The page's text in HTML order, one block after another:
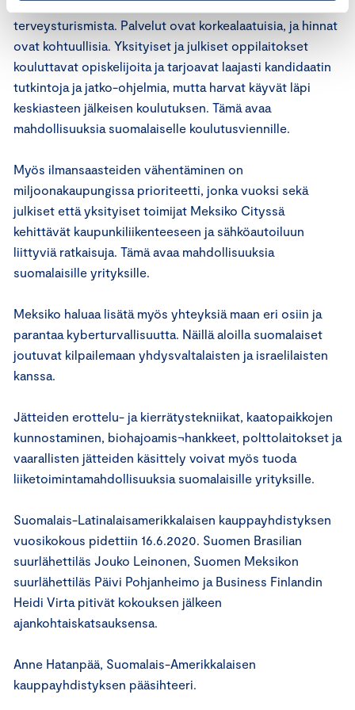
pohjoismaisen mallin mukaisesti. Maa on tunnettu myös
terveysturismista. Palvelut ovat korkealaatuisia, ja hinnat
ovat kohtuullisia. Yksityiset ja julkiset oppilaitokset
kouluttavat opiskelijoita ja tarjoavat laajasti kandidaatin
tutkintoja ja jatko-ohjelmia, mutta harvat käyvät läpi
keskiasteen jälkeisen koulutuksen. Tämä avaa
mahdollisuuksia suomalaiselle koulutusviennille.
Myös ilmansaasteiden vähentäminen on
miljoonakaupungissa prioriteetti, jonka vuoksi sekä
julkiset että yksityiset toimijat Meksiko Cityssä
kehittävät kaupunkiliikenteeseen ja sähköautoiluun
liittyviä ratkaisuja. Tämä avaa mahdollisuuksia
suomalaisille yrityksille.
Meksiko haluaa lisätä myös yhteyksiä maan eri osiin ja
parantaa kyberturvallisuutta. Näillä aloilla suomalaiset
joutuvat kilpailemaan yhdysvaltalaisten ja israelilaisten
kanssa.
Jätteiden erottelu- ja kierrätystekniikat, kaatopaikkojen
kunnostaminen, biohajoamis¬hankkeet, polttolaitokset ja
vaarallisten jätteiden käsittely voivat myös tuoda
liiketoimintamahdollisuuksia suomalaisille yrityksille.
Suomalais-Latinalaisamerikkalaisen kauppayhdistyksen
vuosikokous pidettiin 16.6.2020. Suomen Brasilian
suurlähettiläs Jouko Leinonen, Suomen Meksikon
suurlähettiläs Päivi Pohjanheimo ja Business Finlandin
Heidi Virta pitivät kokouksen jälkeen
ajankohtaiskatsauksensa.
Anne Hatanpää, Suomalais-Amerikkalaisen
kauppayhdistyksen pääsihteeri.